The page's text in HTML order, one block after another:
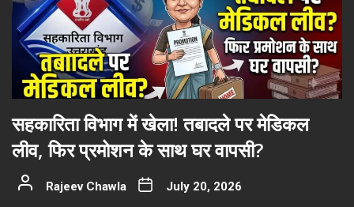
सहकारिता विभाग में खेला! तबादले पर मेडिकल
लीव, फिर प्रमोशन के साथ घर वापसी?
Rajeev Chawla July 20, 2026